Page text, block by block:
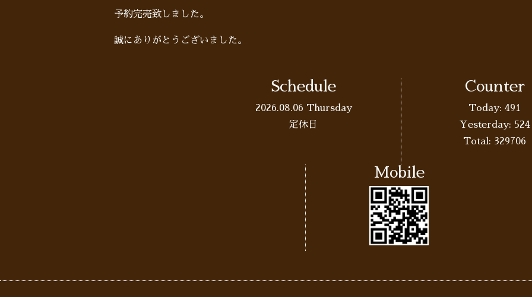
予約完売致しました。
誠にありがとうございました。
Schedule
2026.08.06 Thursday
定休日
Counter
Today:491
Yesterday: 524
Total: 329706
Mobile